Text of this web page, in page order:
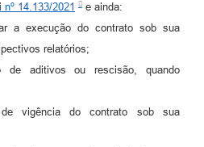
nº 14.133/2021
e ainda:
a execução do contrato sob sua
relatórios;
de aditivos ou rescisão, quando
vigência do contrato sob sua